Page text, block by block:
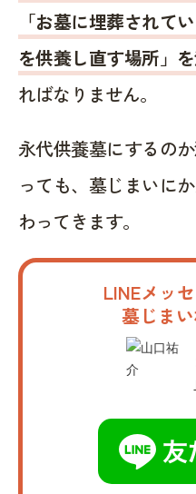
「お墓に埋葬されて
を供養し直す場所」
ればなりません。
永代供養墓にするの
っても、墓じまいに
わってきます。
LINEメッ
墓じま